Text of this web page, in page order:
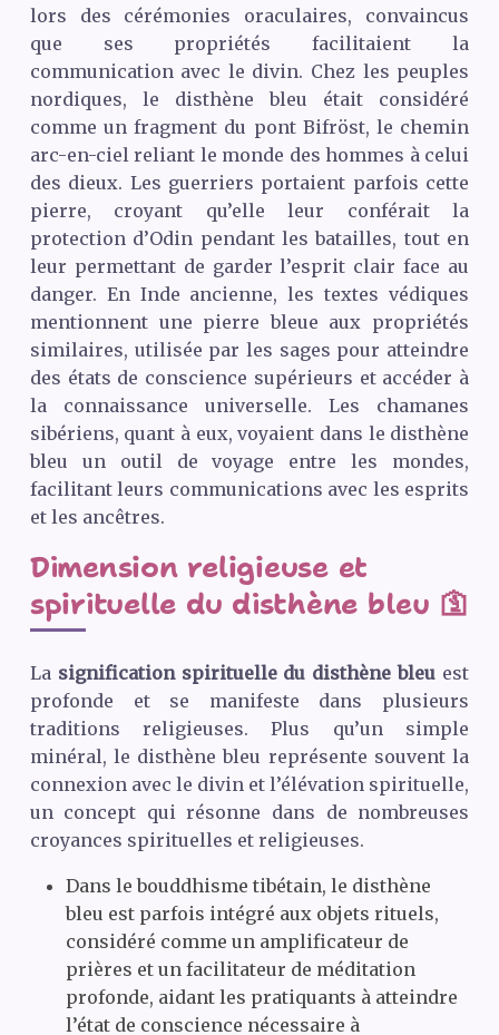
lors des cérémonies oraculaires, convaincus
que ses propriétés facilitaient la
communication avec le divin. Chez les peuples
nordiques, le disthène bleu était considéré
comme un fragment du pont Bifröst, le chemin
arc-en-ciel reliant le monde des hommes à celui
des dieux. Les guerriers portaient parfois cette
pierre, croyant qu’elle leur conférait la
protection d’Odin pendant les batailles, tout en
leur permettant de garder l’esprit clair face au
danger. En Inde ancienne, les textes védiques
mentionnent une pierre bleue aux propriétés
similaires, utilisée par les sages pour atteindre
des états de conscience supérieurs et accéder à
la connaissance universelle. Les chamanes
sibériens, quant à eux, voyaient dans le disthène
bleu un outil de voyage entre les mondes,
facilitant leurs communications avec les esprits
et les ancêtres.
Dimension religieuse et
spirituelle du disthène bleu 🛐
La signification spirituelle du disthène bleu est
profonde et se manifeste dans plusieurs
traditions religieuses. Plus qu’un simple
minéral, le disthène bleu représente souvent la
connexion avec le divin et l’élévation spirituelle,
un concept qui résonne dans de nombreuses
croyances spirituelles et religieuses.
Dans le bouddhisme tibétain, le disthène
bleu est parfois intégré aux objets rituels,
considéré comme un amplificateur de
prières et un facilitateur de méditation
profonde, aidant les pratiquants à atteindre
l’état de conscience nécessaire à